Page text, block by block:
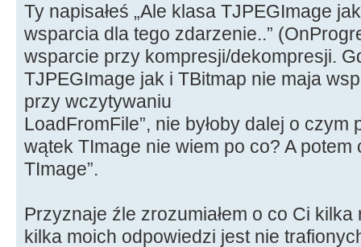
Ty napisałeś „Ale klasa TJPEGImage
wsparcia dla tego zdarzenie..”
wsparcie przy kompresji/dekompresji.
TJPEGImage jak i TBitmap nie maja
przy wczytywaniu
LoadFromFile”, nie byłoby dalej o czym
wątek TImage nie wiem po co? A potem
TImage”.
Przyznaje źle zrozumiałem o co Ci
kilka moich odpowiedzi jest nie